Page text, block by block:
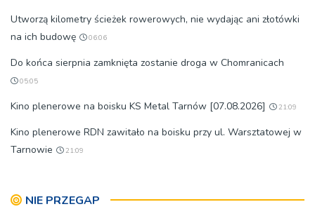
Utworzą kilometry ścieżek rowerowych, nie wydając ani złotówki
na ich budowę
06:06
Do końca sierpnia zamknięta zostanie droga w Chomranicach
05:05
Kino plenerowe na boisku KS Metal Tarnów [07.08.2026] 21:09
Kino plenerowe RDN zawitało na boisku przy ul. Warsztatowej w
Tarnowie
21:09
NIE PRZEGAP